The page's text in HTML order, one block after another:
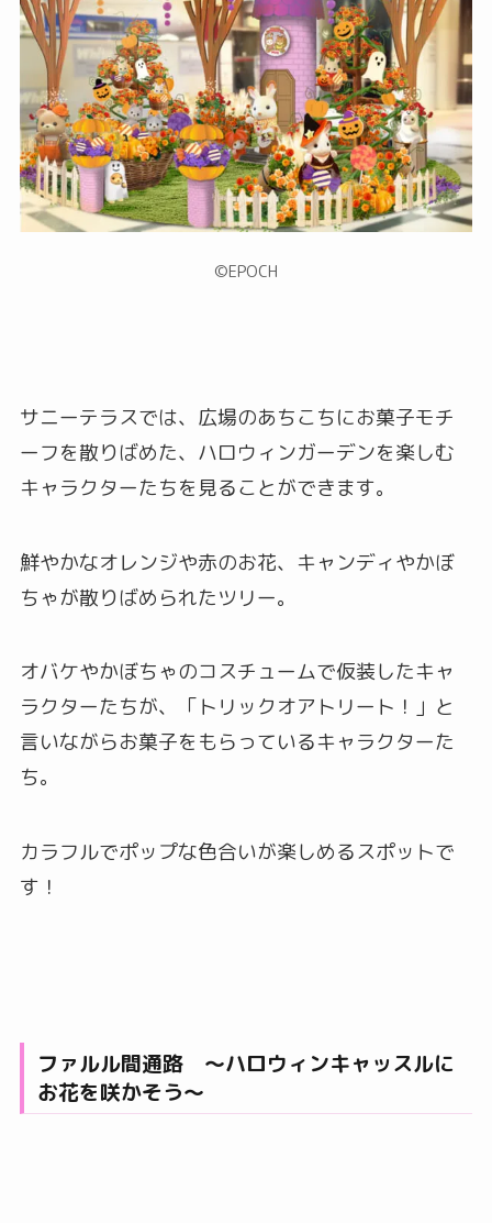
©︎EPOCH
サニーテラスでは、広場のあちこちにお菓子モチ
ーフを散りばめた、ハロウィンガーデンを楽しむ
キャラクターたちを見ることができます。
鮮やかなオレンジや赤のお花、キャンディやかぼ
ちゃが散りばめられたツリー。
オバケやかぼちゃのコスチュームで仮装したキャ
ラクターたちが、「トリックオアトリート！」と
言いながらお菓子をもらっているキャラクターた
ち。
カラフルでポップな色合いが楽しめるスポットで
す！
ファルル間通路 〜ハロウィンキャッスルに
お花を咲かそう〜